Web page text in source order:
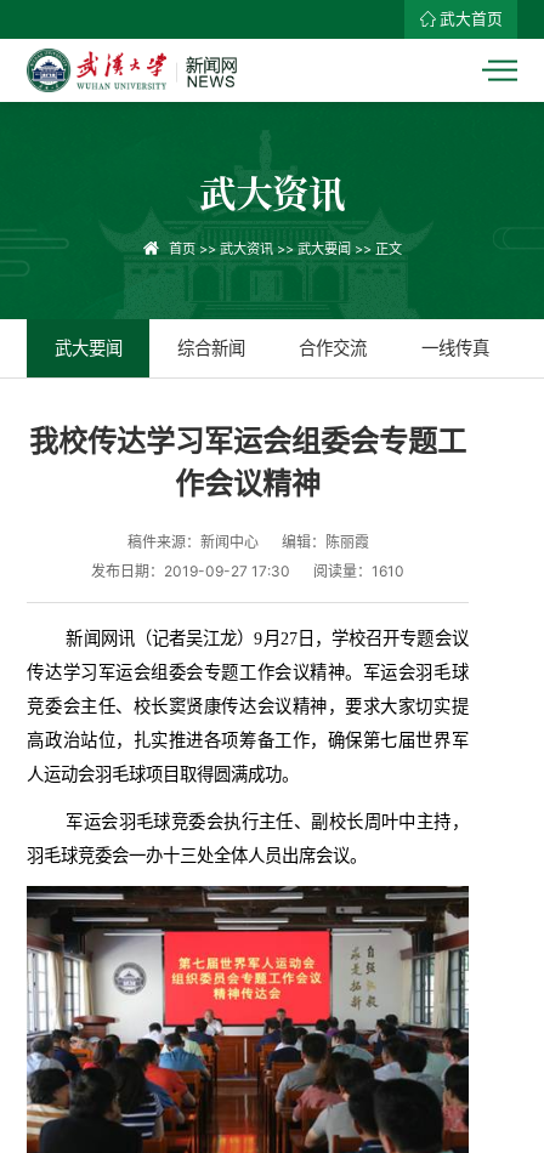
武大首页
武大资讯
首页>> 武大资讯>> 武大要闻 >> 正文
武大要闻 综合新闻 合作交流 一线传真
我校传达学习军运会组委会专题工
作会议精神
稿件来源：新闻中心
编辑：陈丽霞
发布日期：2019-09-27 17:30
阅读量： 1610
新闻网讯（记者吴江龙）9月 27日，学校召开专题会议
传达学习军运会组委会专题工作会议精神。军运会羽毛球
竞委会主任、校长窦贤康传达会议精神，要求大家切实提
高政治站位，扎实推进各项筹备工作，确保第七届世界军
人运动会羽毛球项目取得圆满成功。
军运会羽毛球竞委会执行主任、副校长周叶中主持，
羽毛球竞委会一办十三处全体人员出席会议。